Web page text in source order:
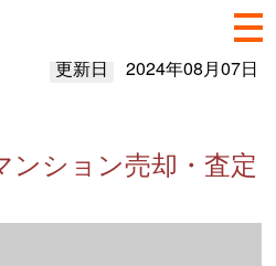
更新日 2024年08月07日
ンション売却・査定
ョン売却情報（2023